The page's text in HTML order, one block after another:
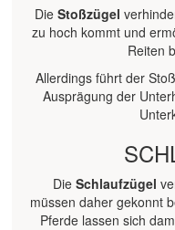
DieStoßzügel
zu hoch kommt und
Reiten
Allerdings führt der
Ausprägung der
DieSchlaufzügel
müssen daher gekonnt
Pferde lassen sich